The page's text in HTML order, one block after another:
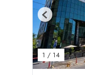
1 / 14
Previous